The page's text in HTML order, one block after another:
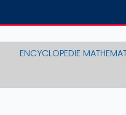
ENCYCLOPEDIE